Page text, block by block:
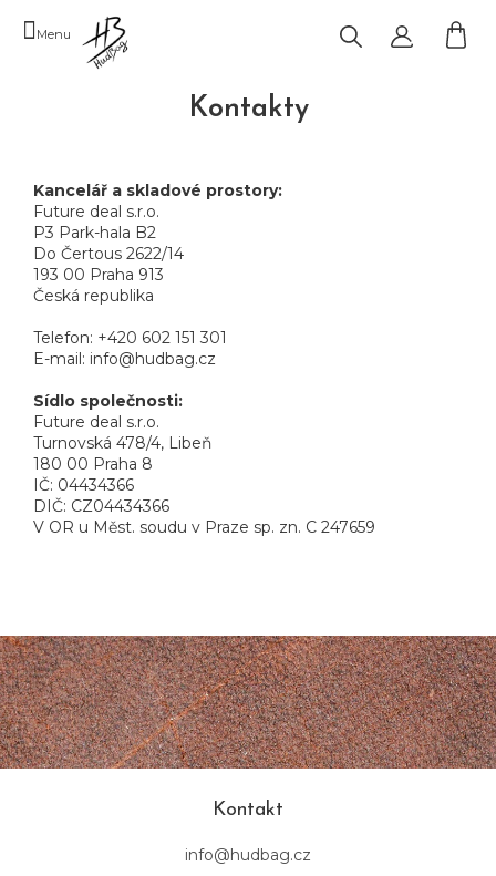
Kontakty
Kancelář a skladové prostory:
Future deal s.r.o.
P3 Park-hala B2
Do Čertous 2622/14
193 00 Praha 913
Česká republika
Telefon: +420 602 151 301
E-mail: info@hudbag.cz
Sídlo společnosti:
Future deal s.r.o.
Turnovská 478/4, Libeň
180 00 Praha 8
IČ: 04434366
DIČ: CZ04434366
V OR u Měst. soudu v Praze sp. zn. C 247659
t
í
Kontakt
info@hudbag.cz